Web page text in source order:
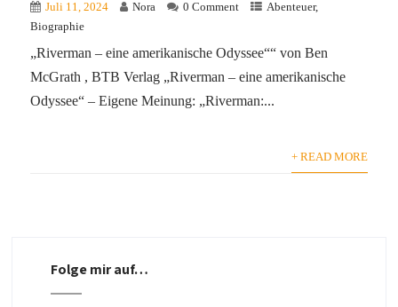
Juli 11, 2024 Nora 0 Comment Abenteuer,
Biographie
„Riverman – eine amerikanische Odyssee““ von Ben
McGrath , BTB Verlag „Riverman – eine amerikanische
Odyssee“ – Eigene Meinung: „Riverman:...
+ READ MORE
Folge mir auf…